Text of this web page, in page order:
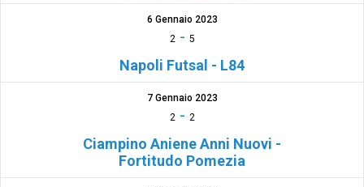
6 Gennaio 2023
2- 5
Napoli Futsal - L84
7 Gennaio 2023
2- 2
Ciampino Aniene Anni Nuovi -
Fortitudo Pomezia